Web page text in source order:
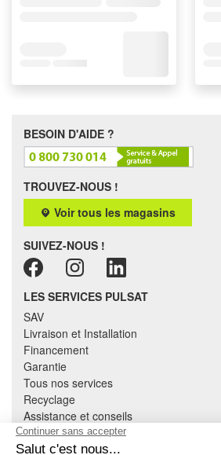
BESOIN D'AIDE ?
TROUVEZ-NOUS !
Voir tous les magasins
SUIVEZ-NOUS !
LES SERVICES PULSAT
SAV
Livraison et Installation
Financement
Garantie
Tous nos services
Recyclage
Assistance et conseils
Cuisine équipée
Literie